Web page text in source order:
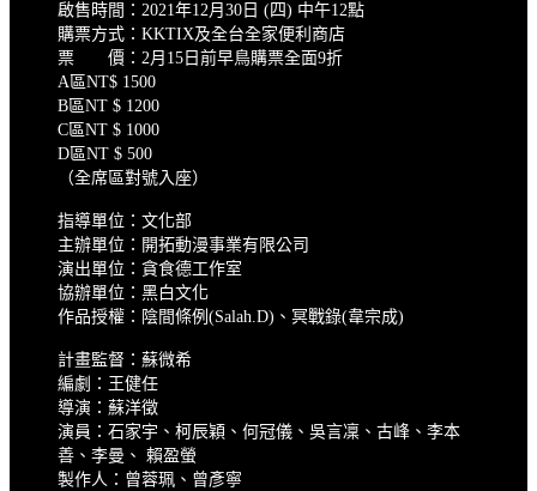
啟售時間：2021年12月30日 (四) 中午12點
購票方式：KKTIX及全台全家便利商店
票 價：2月15日前早鳥購票全面9折
A區NT$ 1500
B區NT $ 1200
C區NT $ 1000
D區NT $ 500
（全席區對號入座）
指導單位：文化部
主辦單位：開拓動漫事業有限公司
演出單位：貪食德工作室
協辦單位：黑白文化
作品授權：陰間條例(Salah.D)、冥戰錄(韋宗成)
計畫監督：蘇微希
編劇：王健任
導演：蘇洋徵
演員：石家宇、柯辰穎、何冠儀、吳言凜、古峰、李本
善、李曼、 賴盈螢
製作人：曾蓉珮、曾彥寧